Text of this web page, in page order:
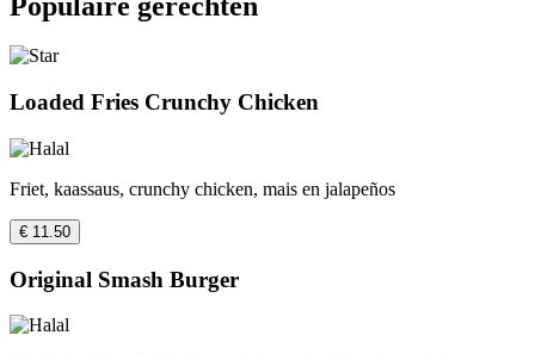
Loaded Fries Crunchy Chicken
Friet, kaassaus, crunchy chicken, mais en jalapeños
€ 11.50
Original Smash Burger